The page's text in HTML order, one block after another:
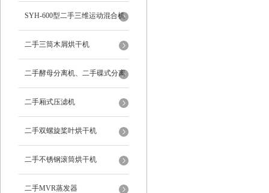
SYH-600型二手三维运动混合机
二手三筒木屑烘干机
二手酵母分离机、二手碟式分离
机
二手厢式压滤机
二手双螺旋桨叶烘干机
二手不锈钢滚筒烘干机
二手MVR蒸发器